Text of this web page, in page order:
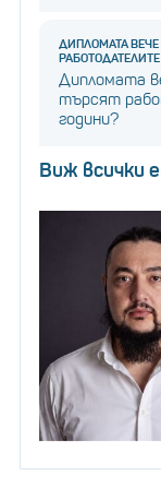
ДИПЛОМАТА
Дипломата
търсят
години?
Виж всички